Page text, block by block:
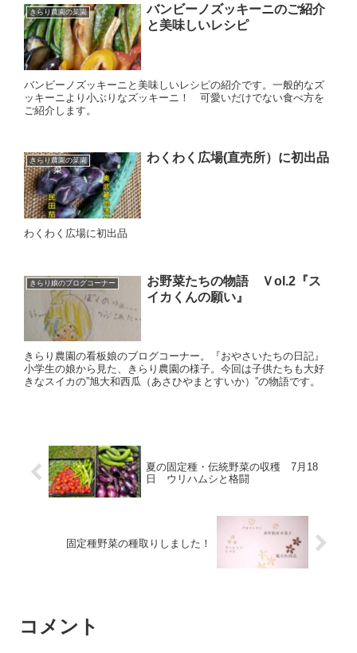
きらり農園の菜園
バンビーノズッキーニのご紹介
と美味しいレシピ
バンビーノズッキーニと美味しいレシピの紹介です。一般的なズ
ッキーニより小ぶりなズッキーニ！ 可愛いだけでない食べ方を
ご紹介します。
きらり農園の菜園 わくわく広場(直売所）に初出品
わくわく広場に初出品
きらり娘のブログコーナー
お野菜たちの物語 Ｖol.2『ス
イカくんの願い』
きらり農園の看板娘のブログコーナー。『おやさいたちの日記』
小学生の娘から見た、きらり農園の様子。今回は子供たちも大好
きなスイカの”旭大和西瓜（あさひやまとすいか）”の物語です。
夏の固定種・伝統野菜の収穫 7月18
日 ウリハムシと格闘
固定種野菜の種取りしました！
コメント